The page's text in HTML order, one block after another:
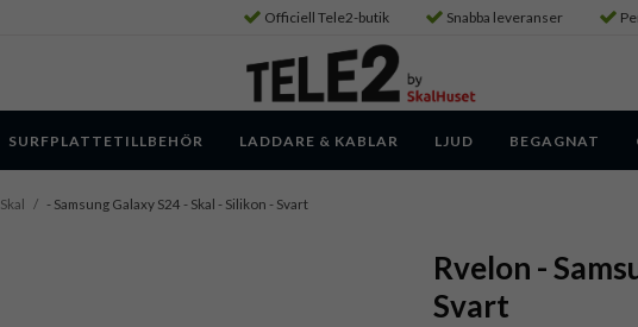
Officiell Tele2-butik Snabba leveranser
SURFPLATTETILLBEHÖR LADDARE & KABLAR LJUD BEGAGNAT
Skal / - Samsung Galaxy S24 - Skal - Silikon - Svart
Rvelon -
Svart